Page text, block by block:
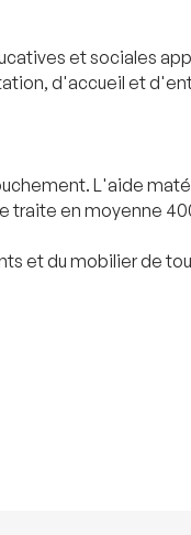
et sociales
d'accueil et
L'aide
traite en moyenne
et du mobilier de